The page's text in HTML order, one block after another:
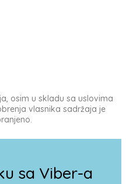
osim u skladu sa uslovima
vlasnika sadržaja je
sa Viber-a